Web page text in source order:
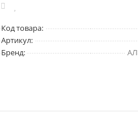
Код товара:
Артикул:
Бренд: